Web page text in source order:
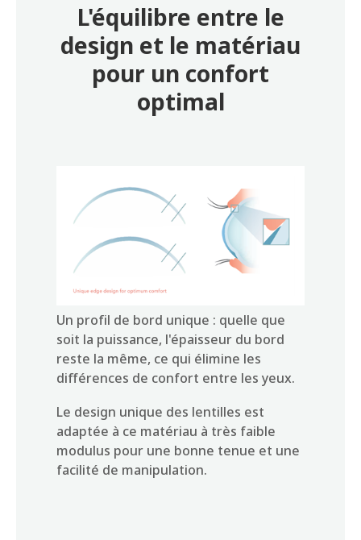
L'équilibre entre le
design et le matériau
pour un confort
optimal
Un profil de bord unique : quelle que
soit la puissance, l'épaisseur du bord
reste la même, ce qui élimine les
différences de confort entre les yeux.
Le design unique des lentilles est
adaptée à ce matériau à très faible
modulus pour une bonne tenue et une
facilité de manipulation.